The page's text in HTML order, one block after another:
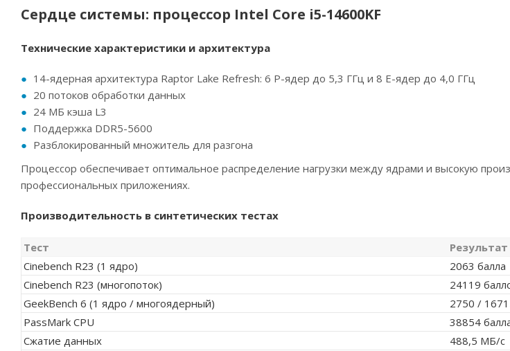
Сердце системы: процессор Intel Core i5-14600KF
Технические характеристики и архитектура
14-ядерная архитектура Raptor Lake Refresh: 6 P-ядер до 5,3 ГГц и 8 E-ядер до 4,0 ГГц
20 потоков обработки данных
24 МБ кэша L3
Поддержка DDR5-5600
Разблокированный множитель для разгона
Процессор обеспечивает оптимальное распределение нагрузки между ядрами и высокую
профессиональных приложениях.
Производительность в синтетических тестах
Тест
Результат
Cinebench R23 (1 ядро)
2063 балла
Cinebench R23 (многопоток)
24119
GeekBench 6 (1 ядро / многоядерный)
2750 /
PassMark CPU
38854
Сжатие данных
488,5 МБ/с